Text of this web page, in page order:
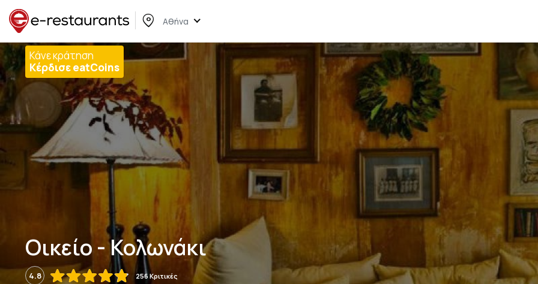
Αθήνα
Κάνε κράτηση
Κέρδισε eatCoins
Οικείο - Κολωνάκι
4.8 256 Κριτικές